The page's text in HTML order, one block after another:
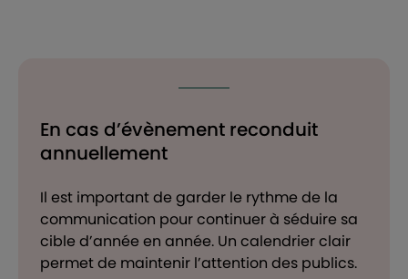
En cas d’évènement reconduit
annuellement
Il est important de garder le rythme de la
communication pour continuer à séduire sa
cible d’année en année. Un calendrier clair
permet de maintenir l’attention des publics.